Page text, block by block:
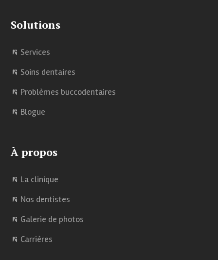
Solutions
Services
Soins dentaires
Problèmes buccodentaires
Blogue
À propos
La clinique
Nos dentistes
Galerie de photos
Carrières